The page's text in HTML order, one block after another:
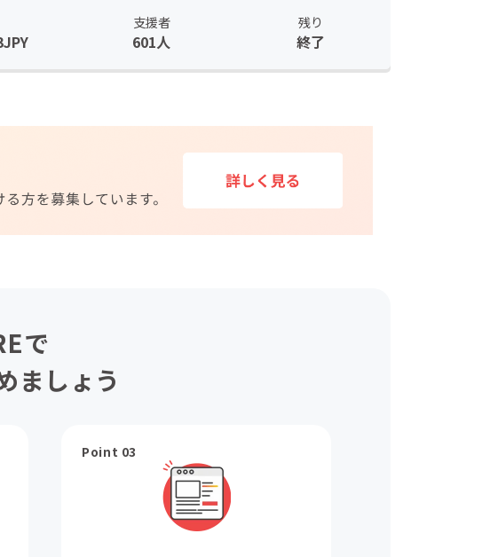
支援者
601人
残り
終了
で
ましょう
Point 03